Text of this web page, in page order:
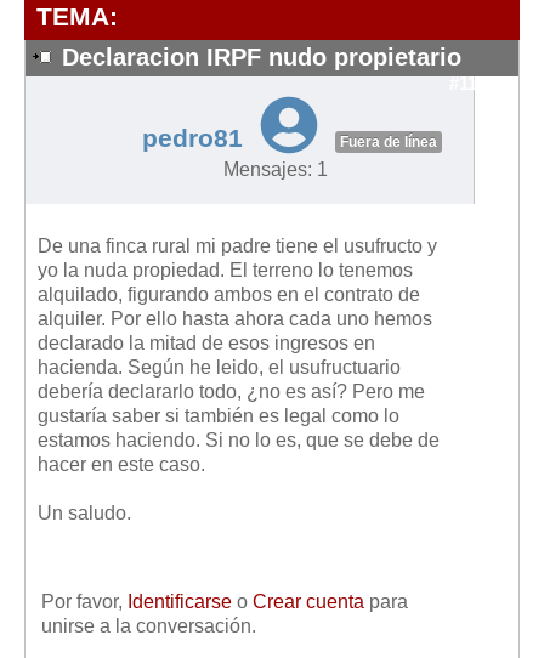
Requerimientos y comunicaciones
Formularios sobre Propiedad Horizontal
Modelos de Convocatoria de Junta de Propietarios
Modelos de Acta de Junta de Propietarios
Legislación sobre Arrendamientos Urbanos
Legislación sobre la Comunidad de Propietarios
Legislación sobre Adquisición de Vivienda en Propiedad
Legislación de interés práctico
Diccionario
Entrar / Salir
TEMA:
Declaracion IRPF nudo propietario
pedro81 Fuera de línea
Mensajes: 1
De una finca rural mi padre tiene el usufructo y
yo la nuda propiedad. El terreno lo tenemos
alquilado, figurando ambos en el contrato de
alquiler. Por ello hasta ahora cada uno hemos
declarado la mitad de esos ingresos en
hacienda. Según he leido, el usufructuario
debería declararlo todo, ¿no es así? Pero me
gustaría saber si también es legal como lo
estamos haciendo. Si no lo es, que se debe de
hacer en este caso.
Un saludo.
Por favor, Identificarse o Crear cuenta para
unirse a la conversación.